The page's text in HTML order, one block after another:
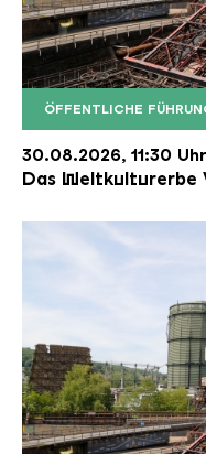
ÖFFENTLICHE
Der
Copyright:
30.08.2026, 11:30 Uhr
Das Weltkulturerbe